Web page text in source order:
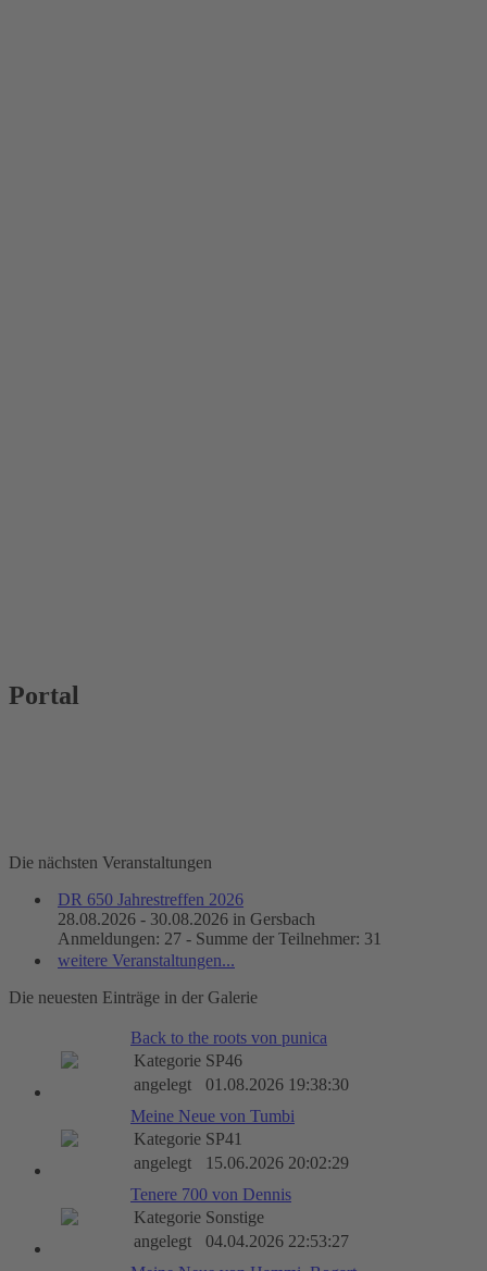
Portal
Die nächsten Veranstaltungen
DR 650 Jahrestreffen 2026
28.08.2026 - 30.08.2026 in Gersbach
Anmeldungen: 27 - Summe der Teilnehmer: 31
weitere Veranstaltungen...
Die neuesten Einträge in der Galerie
Back to the roots von punica
Kategorie SP46
angelegt
01.08.2026 19:38:30
Meine Neue von Tumbi
Kategorie SP41
angelegt
15.06.2026 20:02:29
Tenere 700 von Dennis
Kategorie Sonstige
angelegt
04.04.2026 22:53:27